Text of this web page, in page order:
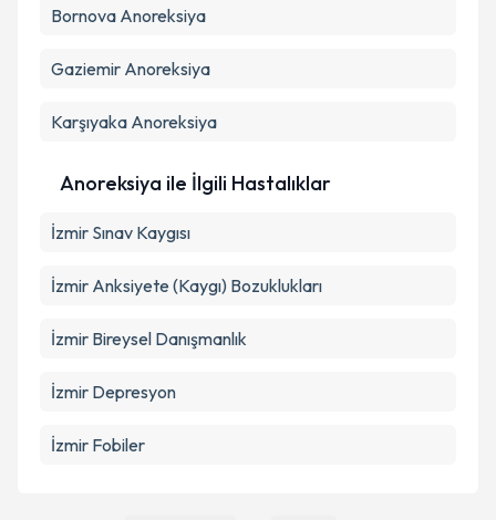
Bornova Anoreksiya
Gaziemir Anoreksiya
Karşıyaka Anoreksiya
Anoreksiya ile İlgili Hastalıklar
İzmir Sınav Kaygısı
İzmir Anksiyete (Kaygı) Bozuklukları
İzmir Bireysel Danışmanlık
İzmir Depresyon
İzmir Fobiler